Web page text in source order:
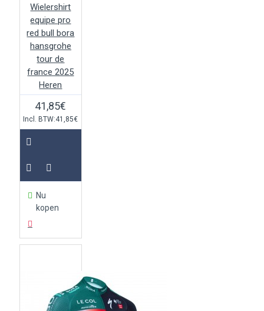
Wielershirt
equipe pro
red bull bora
hansgrohe
tour de
france 2025
Heren
41,85€
Incl. BTW:41,85€
Nu
kopen